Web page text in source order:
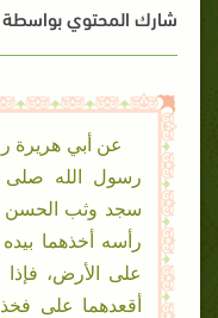
شارك المحتوي
عن أبي هريرة
رسول الله صلى
سجد وثب الحسن
رأسه أخذهما
على الأرض،
أقعدهما على